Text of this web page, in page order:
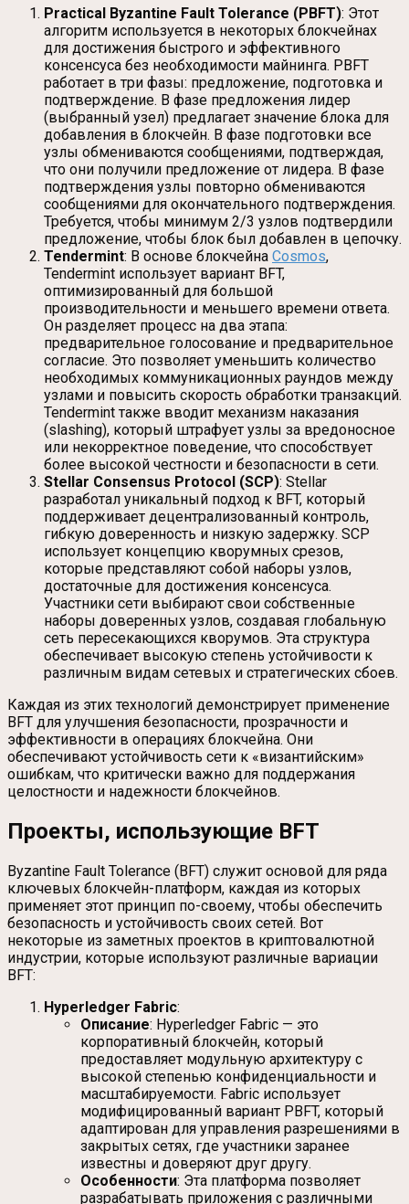
Practical Byzantine Fault Tolerance (PBFT): Этот
алгоритм используется в некоторых блокчейнах
для достижения быстрого и эффективного
консенсуса без необходимости майнинга. PBFT
работает в три фазы: предложение, подготовка и
подтверждение. В фазе предложения лидер
(выбранный узел) предлагает значение блока для
добавления в блокчейн. В фазе подготовки все
узлы обмениваются сообщениями, подтверждая,
что они получили предложение от лидера. В фазе
подтверждения узлы повторно обмениваются
сообщениями для окончательного подтверждения.
Требуется, чтобы минимум 2/3 узлов подтвердили
предложение, чтобы блок был добавлен в цепочку.
Tendermint: В основе блокчейна Cosmos,
Tendermint использует вариант BFT,
оптимизированный для большой
производительности и меньшего времени ответа.
Он разделяет процесс на два этапа:
предварительное голосование и предварительное
согласие. Это позволяет уменьшить количество
необходимых коммуникационных раундов между
узлами и повысить скорость обработки транзакций.
Tendermint также вводит механизм наказания
(slashing), который штрафует узлы за вредоносное
или некорректное поведение, что способствует
более высокой честности и безопасности в сети.
Stellar Consensus Protocol (SCP): Stellar
разработал уникальный подход к BFT, который
поддерживает децентрализованный контроль,
гибкую доверенность и низкую задержку. SCP
использует концепцию кворумных срезов,
которые представляют собой наборы узлов,
достаточные для достижения консенсуса.
Участники сети выбирают свои собственные
наборы доверенных узлов, создавая глобальную
сеть пересекающихся кворумов. Эта структура
обеспечивает высокую степень устойчивости к
различным видам сетевых и стратегических сбоев.
Каждая из этих технологий демонстрирует применение
BFT для улучшения безопасности, прозрачности и
эффективности в операциях блокчейна. Они
обеспечивают устойчивость сети к «византийским»
ошибкам, что критически важно для поддержания
целостности и надежности блокчейнов.
Проекты, использующие BFT
Byzantine Fault Tolerance (BFT) служит основой для ряда
ключевых блокчейн-платформ, каждая из которых
применяет этот принцип по-своему, чтобы обеспечить
безопасность и устойчивость своих сетей. Вот
некоторые из заметных проектов в криптовалютной
индустрии, которые используют различные вариации
BFT:
Hyperledger Fabric:
Описание: Hyperledger Fabric — это
корпоративный блокчейн, который
предоставляет модульную архитектуру с
высокой степенью конфиденциальности и
масштабируемости. Fabric использует
модифицированный вариант PBFT, который
адаптирован для управления разрешениями в
закрытых сетях, где участники заранее
известны и доверяют друг другу.
Особенности: Эта платформа позволяет
разрабатывать приложения с различными